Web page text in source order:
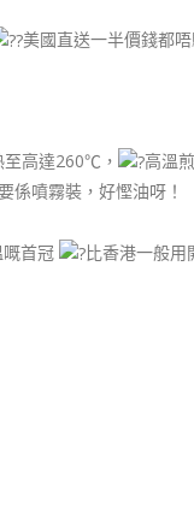
美國直送一半價錢都
至高達260℃， 高溫
係噴霧裝，好慳油呀！
首冠 比香港一般用